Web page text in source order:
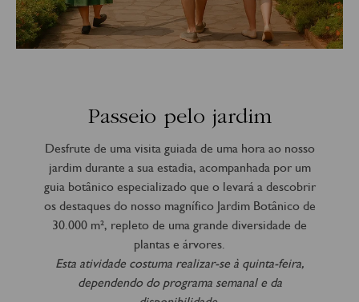
Passeio pelo jardim
Desfrute de uma visita guiada de uma hora ao nosso
jardim durante a sua estadia, acompanhada por um
guia botânico especializado que o levará a descobrir
os destaques do nosso magnífico Jardim Botânico de
30.000 m², repleto de uma grande diversidade de
plantas e árvores.
Esta atividade costuma realizar-se à quinta-feira,
dependendo do programa semanal e da